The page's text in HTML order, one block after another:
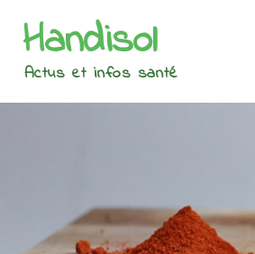
Handisol
Actus et infos santé